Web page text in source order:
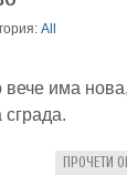
All
има
ПРОЧЕТИ